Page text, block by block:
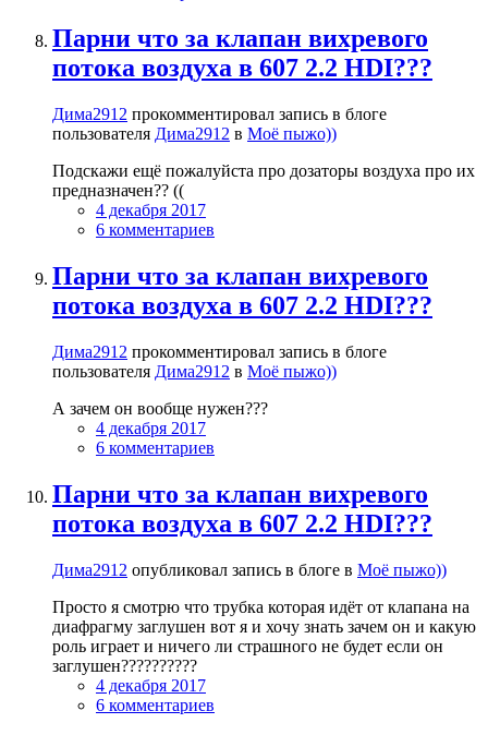
Парни что за клапан вихревого
потока воздуха в 607 2.2 HDI???
Дима2912 прокомментировал запись в блоге
пользователя Дима2912 в Моё пыжо))
Подскажи ещё пожалуйста про дозаторы воздуха про их
предназначен?? ((
4 декабря 2017
6 комментариев
Парни что за клапан вихревого
потока воздуха в 607 2.2 HDI???
Дима2912 прокомментировал запись в блоге
пользователя Дима2912 в Моё пыжо))
А зачем он вообще нужен???
4 декабря 2017
6 комментариев
Парни что за клапан вихревого
потока воздуха в 607 2.2 HDI???
Дима2912 опубликовал запись в блоге в Моё пыжо))
Просто я смотрю что трубка которая идёт от клапана на
диафрагму заглушен вот я и хочу знать зачем он и какую
роль играет и ничего ли страшного не будет если он
заглушен??????????
4 декабря 2017
6 комментариев